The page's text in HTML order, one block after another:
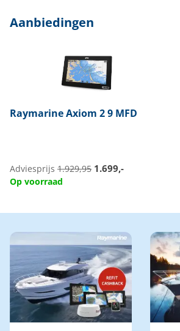
Aanbiedingen
RaymarineAxiom 2 9 MFD
Adviesprijs 1.929,95 1.699,-
Op voorraad